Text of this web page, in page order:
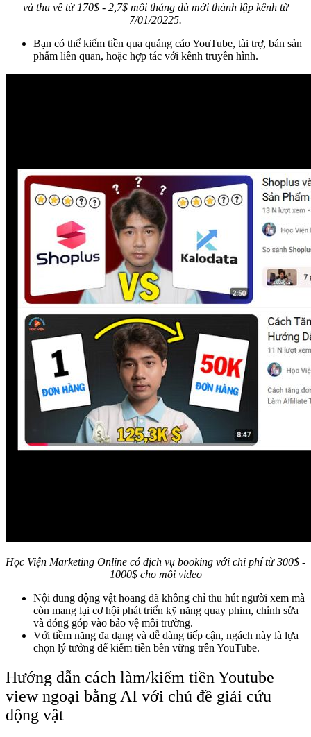
và thu về từ 170$ - 2,7$ mỗi tháng dù mới thành lập kênh từ
7/01/20225.
Bạn có thể kiếm tiền qua quảng cáo YouTube, tài trợ, bán sản
phẩm liên quan, hoặc hợp tác với kênh truyền hình.
Học Viện Marketing Online có dịch vụ booking với chi phí từ 300$ -
1000$ cho mỗi video
Nội dung động vật hoang dã không chỉ thu hút người xem mà
còn mang lại cơ hội phát triển kỹ năng quay phim, chỉnh sửa
và đóng góp vào bảo vệ môi trường.
Với tiềm năng đa dạng và dễ dàng tiếp cận, ngách này là lựa
chọn lý tưởng để kiếm tiền bền vững trên YouTube.
Hướng dẫn cách làm/kiếm tiền Youtube
view ngoại bằng AI với chủ đề giải cứu
động vật